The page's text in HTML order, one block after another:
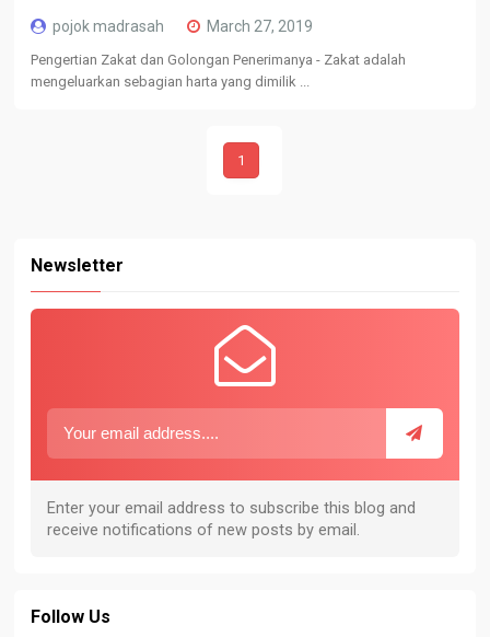
pojok madrasah March 27, 2019
Pengertian Zakat dan Golongan Penerimanya - Zakat adalah
mengeluarkan sebagian harta yang dimilik ...
1
Newsletter
Follow Us